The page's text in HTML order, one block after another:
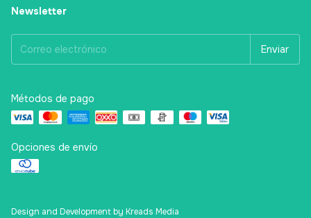
Métodos de pago
Opciones de envío